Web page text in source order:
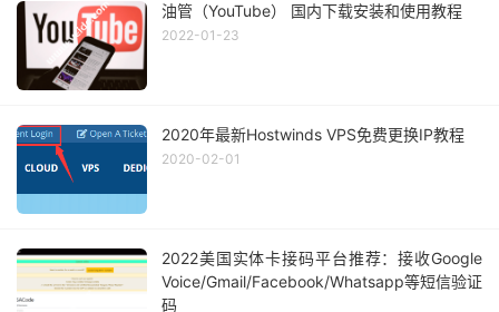
油管（YouTube） 国内下载安装和使用教程
2022-01-23
2020年最新Hostwinds VPS免费更换IP教程
2020-02-01
2022美国实体卡接码平台推荐：接收Google
Voice/Gmail/Facebook/Whatsapp等短信验证
码